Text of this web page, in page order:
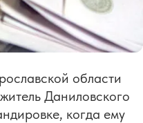
области
Даниловского
когда ему